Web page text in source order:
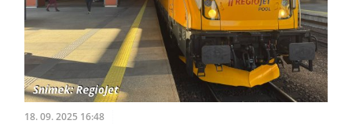
18. 09. 2025 16:48